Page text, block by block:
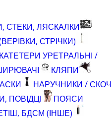
СТЕКИ, ЛЯСКАЛКИ
СТРІЧКИ)
КАТЕТЕРИ УРЕТРАЛЬНІ /
КЛЯПИ
НАРУЧНИКИ / СКОЧ
ПОВІДЦІ
ПОЯСИ
БДСМ (ІНШЕ)